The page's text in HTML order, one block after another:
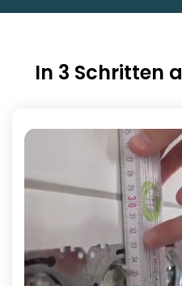
In 3 Schritten